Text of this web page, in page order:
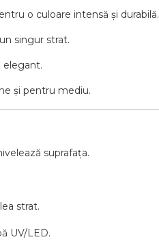
o culoare intensă și durabilă.
singur strat.
elegant.
și pentru mediu.
suprafața.
strat.
UV/LED.